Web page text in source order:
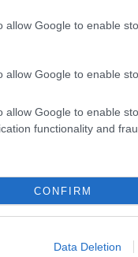
allow Google to enable
allow Google to enable
allow Google to enable
functionality and
CONFIRM
Data Deletion
για
χάσει κάποια κιλά